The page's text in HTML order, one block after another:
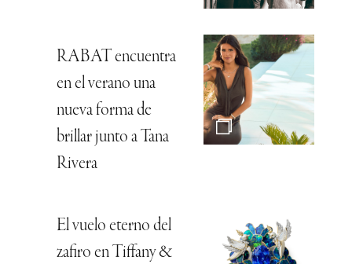
RABAT encuentra
en el verano una
nueva forma de
brillar junto a Tana
Rivera
El vuelo eterno del
zafiro en Tiffany &